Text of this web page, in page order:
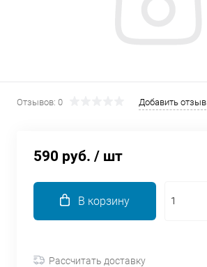
Отзывов: 0 Добавить отзыв
590 руб. / шт
В корзину
Рассчитать доставку
выбранный способом
списываться
по25 %каждые 2 недели